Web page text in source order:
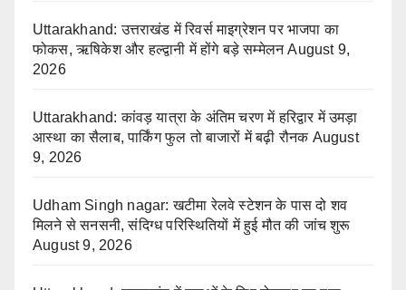
Uttarakhand: उत्तराखंड में रिवर्स माइग्रेशन पर भाजपा का
फोकस, ऋषिकेश और हल्द्वानी में होंगे बड़े सम्मेलन August 9,
2026
Uttarakhand: कांवड़ यात्रा के अंतिम चरण में हरिद्वार में उमड़ा
आस्था का सैलाब, पार्किंग फुल तो बाजारों में बढ़ी रौनक August
9, 2026
Udham Singh nagar: खटीमा रेलवे स्टेशन के पास दो शव
मिलने से सनसनी, संदिग्ध परिस्थितियों में हुई मौत की जांच शुरू
August 9, 2026